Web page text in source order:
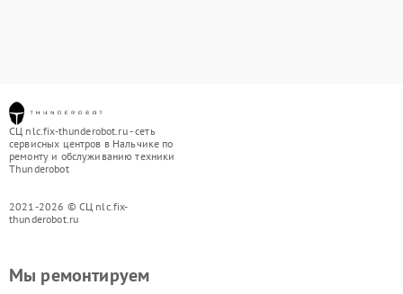
СЦ nlc.fix-thunderobot.ru - сеть
сервисных центров в Нальчике по
ремонту и обслуживанию техники
Thunderobot
2021-2026 © СЦ nlc.fix-
thunderobot.ru
Мы ремонтируем